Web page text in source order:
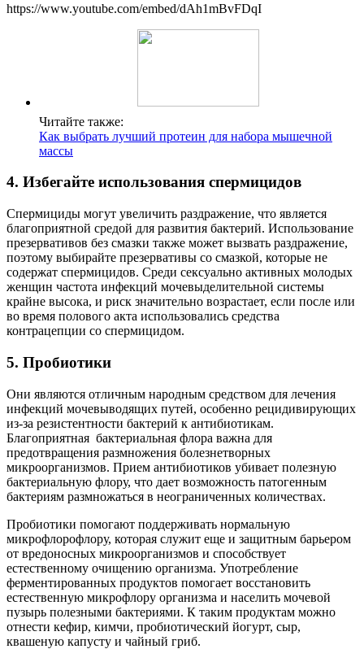
https://www.youtube.com/embed/dAh1mBvFDqI
Читайте также:
Как выбрать лучший протеин для набора мышечной
массы
4. Избегайте использования спермицидов
Спермициды могут увеличить раздражение, что является
благоприятной средой для развития бактерий. Использование
презервативов без смазки также может вызвать раздражение,
поэтому выбирайте презервативы со смазкой, которые не
содержат спермицидов. Среди сексуально активных молодых
женщин частота инфекций мочевыделительной системы
крайне высока, и риск значительно возрастает, если после или
во время полового акта использовались средства
контрацепции со спермицидом.
5. Пробиотики
Они являются отличным народным средством для лечения
инфекций мочевыводящих путей, особенно рецидивирующих
из-за резистентности бактерий к антибиотикам.
Благоприятная бактериальная флора важна для
предотвращения размножения болезнетворных
микроорганизмов. Прием антибиотиков убивает полезную
бактериальную флору, что дает возможность патогенным
бактериям размножаться в неограниченных количествах.
Пробиотики помогают поддерживать нормальную
микрофлорофлору, которая служит еще и защитным барьером
от вредоносных микроорганизмов и способствует
естественному очищению организма. Употребление
ферментированных продуктов помогает восстановить
естественную микрофлору организма и населить мочевой
пузырь полезными бактериями. К таким продуктам можно
отнести кефир, кимчи, пробиотический йогурт, сыр,
квашеную капусту и чайный гриб.